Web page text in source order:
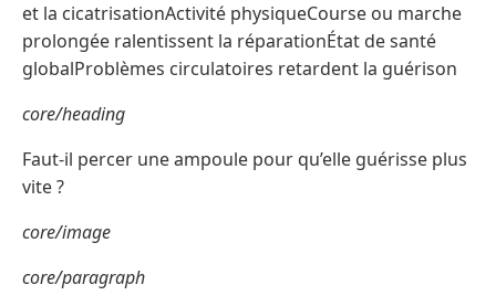
et la cicatrisationActivité physiqueCourse ou marche
prolongée ralentissent la réparationÉtat de santé
globalProblèmes circulatoires retardent la guérison
core/heading
Faut-il percer une ampoule pour qu’elle guérisse plus
vite ?
core/image
core/paragraph